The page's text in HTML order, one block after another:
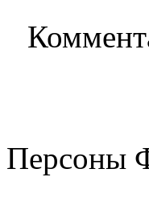
Персоны